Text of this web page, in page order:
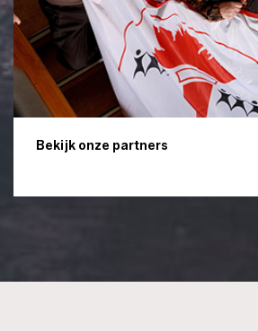
Bekijk onze partners